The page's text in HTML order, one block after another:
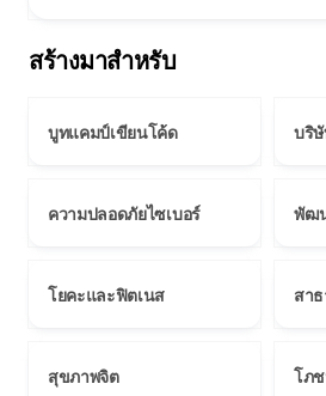
สร้างมาสำหรับ
บูทแคมป์เขียนโค้ด บริ
ความปลอดภัยไซเบอร์ พัฒ
โยคะและฟิตเนส สา
สุขภาพจิต โภ